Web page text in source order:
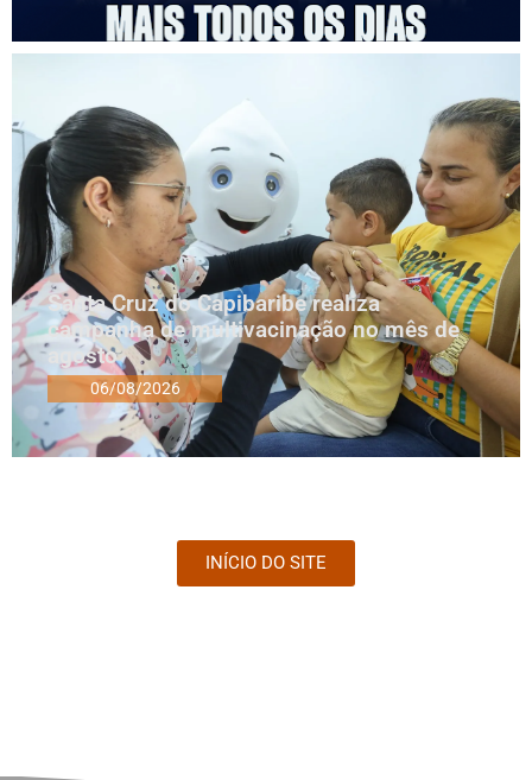
Santa Cruz do Capibaribe realiza
campanha de multivacinação no mês de
agosto
06/08/2026
INÍCIO DO SITE